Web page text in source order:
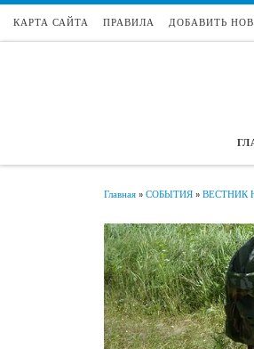
Перейти к содержимому
КАРТА САЙТА ПРАВИЛА ДОБАВИТЬ
Главная»СОБЫТИЯ»ВЕСТНИК